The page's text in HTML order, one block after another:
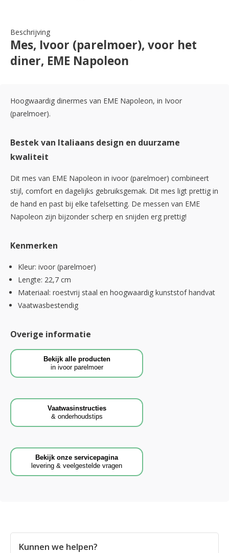
Beschrijving
Mes, Ivoor (parelmoer), voor het
diner, EME Napoleon
Hoogwaardig dinermes van EME Napoleon, in Ivoor
(parelmoer).
Bestek van Italiaans design en duurzame
kwaliteit
Dit mes van EME Napoleon in ivoor (parelmoer) combineert
stijl, comfort en dagelijks gebruiksgemak. Dit mes ligt prettig in
de hand en past bij elke tafelsetting. De messen van EME
Napoleon zijn bijzonder scherp en snijden erg prettig!
Kenmerken
Kleur: ivoor (parelmoer)
Lengte: 22,7 cm
Materiaal: roestvrij staal en hoogwaardig kunststof handvat
Vaatwasbestendig
Overige informatie
Bekijk alle producten
in ivoor parelmoer
Vaatwasinstructies
& onderhoudstips
Bekijk onze servicepagina
levering & veelgestelde vragen
Kunnen we helpen?